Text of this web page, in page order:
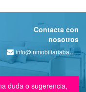
Contacta con
nosotros
info@inmobiliariabancaria.com
duda o sugerencia,